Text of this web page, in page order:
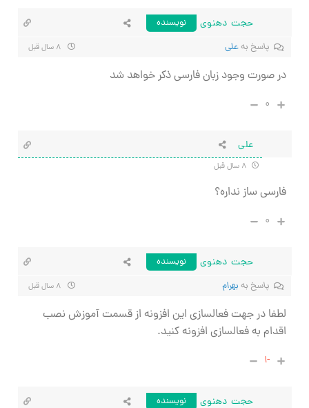
حجت دهنوی
نویسنده
پاسخ بهعلی
در صورت وجود زبان فارسی ذکر خواهد شد
۰
علی
فارسی ساز نداره؟
۰
حجت دهنوی
نویسنده
پاسخ به بهرام
لطفا در جهت فعالسازی این افزونه از قسمت آموزش نصب
اقدام به فعالسازی افزونه کنید.
-۱
حجت دهنوی
نویسنده